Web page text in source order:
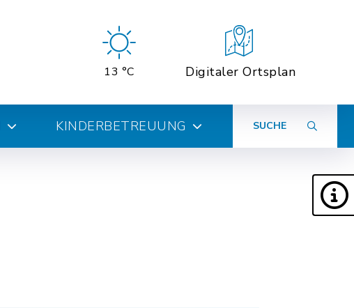
13 °C Digitaler Ortsplan
KINDERBETREUUNG SUCHE